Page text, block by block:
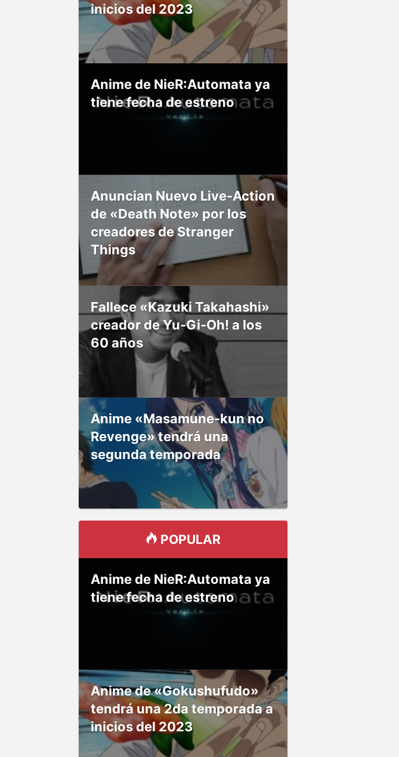
inicios del 2023
Anime de NieR:Automata ya
tiene fecha de estreno
Anuncian Nuevo Live-Action
de «Death Note» por los
creadores de Stranger
Things
Fallece «Kazuki Takahashi»
creador de Yu-Gi-Oh! a los
60 años
Anime «Masamune-kun no
Revenge» tendrá una
segunda temporada
POPULAR
Anime de NieR:Automata ya
tiene fecha de estreno
Anime de «Gokushufudo»
tendrá una 2da temporada a
inicios del 2023